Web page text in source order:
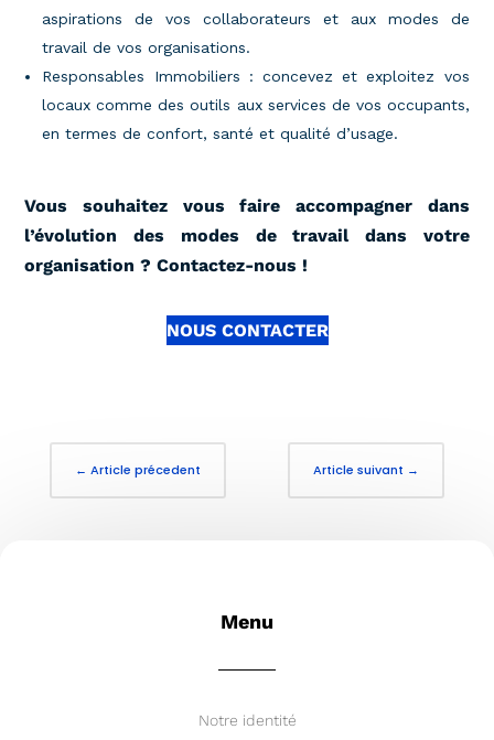
aspirations de vos collaborateurs et aux modes de
travail de vos organisations.
Responsables Immobiliers : concevez et exploitez vos
locaux comme des outils aux services de vos occupants,
en termes de confort, santé et qualité d’usage.
Vous souhaitez vous faire accompagner dans
l’évolution des modes de travail dans votre
organisation ? Contactez-nous !
NOUS CONTACTER
← Article précedent Article suivant →
Menu
Notre identité